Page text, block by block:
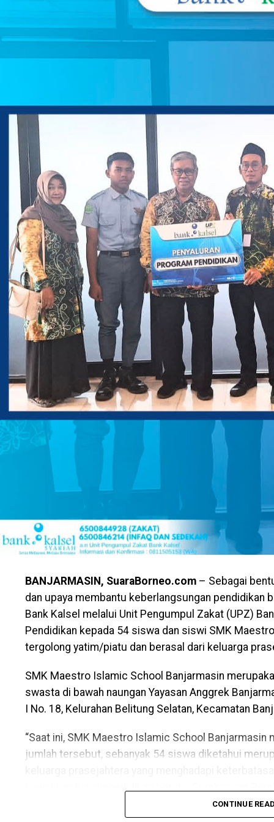
Pada sektor ekonomi rakyat turut digenjot melalui
lapak bagi pelaku usaha kecil.
melampaui capaian tahun sebelumnya.
“Nilai transaksi dipacu agar pendapatan para
kegiatan berlangsung,” pungkasnya.
Tamu undangan dari jajaran kementerian hingga
memeriahkan suasana.
Partisipasi dari berbagai pihak luar daerah
Kalimantan Selatan.
Keterbukaan informasi ini memastikan seluruh
dipantau dan dirasakan langsung oleh masyarakat.
Pesta rakyat ini menjadi milik bersama demi
Penulis : Ady Wiryawan
Editor : Ahmad
Views: 27
WhatsApp Messenger0
BANJARMASIN, SuaraBorneo.com – Sebagai
dan upaya membantu keberlangsungan pendidikan
Bank Kalsel melalui Unit Pengumpul Zakat (UPZ)
Pendidikan kepada 54 siswa dan siswi SMK
tergolong yatim/piatu dan berasal dari keluarga
SMK Maestro Islamic School Banjarmasin
swasta di bawah naungan Yayasan Anggrek
I No. 18, Kelurahan Belitung Selatan, Kecamatan
“Saat ini, SMK Maestro Islamic School
jumlah tersebut, sebanyak 54 siswa diketahui
CONTINUE